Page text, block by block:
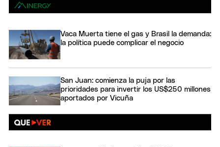
Vaca Muerta tiene el gas y Brasil la demanda:
la política puede complicar el negocio
San Juan: comienza la puja por las
prioridades para invertir los US$250 millones
aportados por Vicuña